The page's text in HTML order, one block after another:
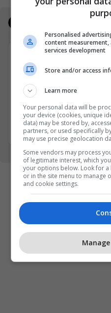
Sektorist/e
Ferizaj
31 Korrik 2026
Personalised
content measurement,
services development
Store and/or access
Learn more
Your personal data will be
your device (cookies, unique
data) may be stored by,
partners, or used specifically
may use precise geolocation
Some vendors may process
of legitimate interest, which
your options below. Look for
or in the site menu to manage
and cookie settings.